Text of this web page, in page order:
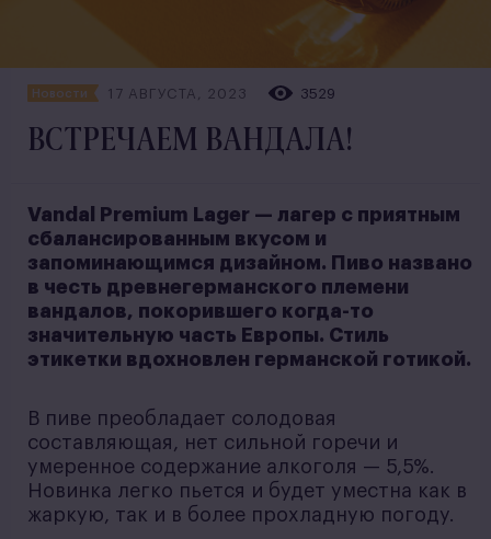
Новости 17 АВГУСТА, 2023 3529
ВСТРЕЧАЕМ ВАНДАЛА!
Vandal Premium Lager — лагер с приятным
сбалансированным вкусом и
запоминающимся дизайном. Пиво названо
в честь древнегерманского племени
вандалов, покорившего когда-то
значительную часть Европы. Стиль
этикетки вдохновлен германской готикой.
В пиве преобладает солодовая
составляющая, нет сильной горечи и
умеренное содержание алкоголя — 5,5%.
Новинка легко пьется и будет уместна как в
жаркую, так и в более прохладную погоду.